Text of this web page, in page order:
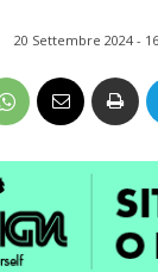
20 Settembre 2024 -